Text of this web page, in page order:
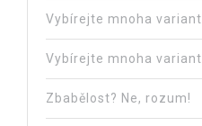
Vybírejte mnoha
Vybírejte mnoha
Zbabělost? Ne, rozum!